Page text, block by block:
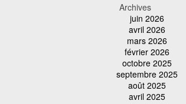
Archives
juin 2026
avril 2026
mars 2026
février 2026
octobre 2025
septembre 2025
août 2025
avril 2025